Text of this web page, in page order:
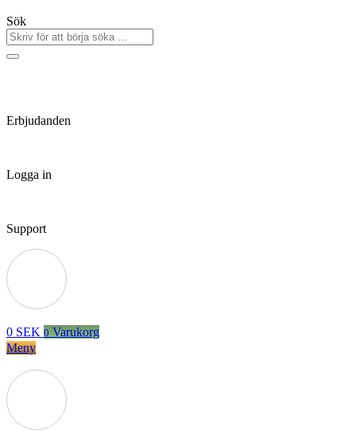
Sök
Erbjudanden
Logga in
Support
0 SEK 0 Varukorg
Meny